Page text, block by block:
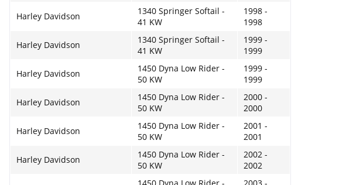
Harley Davidson
1340 Springer Softail -
41 KW
1998 -
1998
Harley Davidson
1340 Springer Softail -
41 KW
1999 -
1999
Harley Davidson
1450 Dyna Low Rider -
50 KW
1999 -
1999
Harley Davidson
1450 Dyna Low Rider -
50 KW
2000 -
2000
Harley Davidson
1450 Dyna Low Rider -
50 KW
2001 -
2001
Harley Davidson
1450 Dyna Low Rider -
50 KW
2002 -
2002